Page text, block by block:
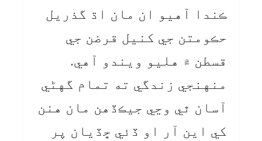
ڪندا آهيو ان مان اڌ گذريل
حڪومتن جي کنيل قرضن جي
قسطن ۾ هليو ويندو آهي.
منهنجي زندگي ته تمام گهڻي
آسان ٿي وڃي جيڪڏهن مان هنن
کي اين آر او ڏئي ڇڏيان پر